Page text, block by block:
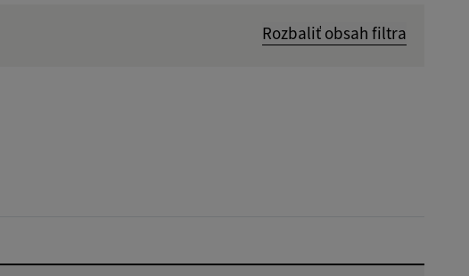
Rozbaliť obsah filtra